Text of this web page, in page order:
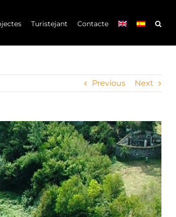
Turistejant Contacte
Previous Next